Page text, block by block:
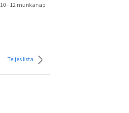
10 - 12 munkanap
Teljes lista